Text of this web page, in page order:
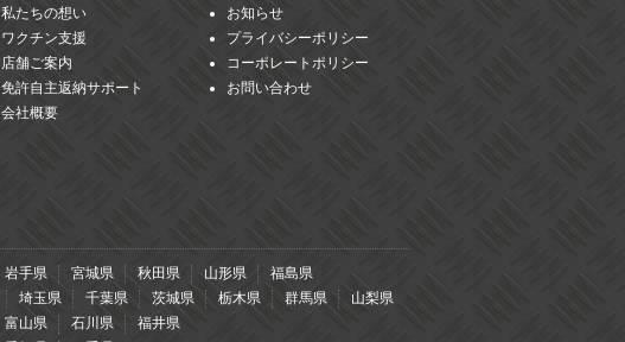
私たちの想い
ワクチン支援
店舗ご案内
免許自主返納サポート
会社概要
お知らせ
プライバシーポリシー
コーポレートポリシー
お問い合わせ
岩手県 宮城県 秋田県 山形県
福島県
埼玉県 千葉県 茨城県 栃木県 群馬県
山梨県
富山県 石川県
福井県